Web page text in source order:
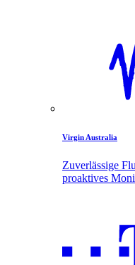
Virgin Australia
Zuverlässige
proaktives